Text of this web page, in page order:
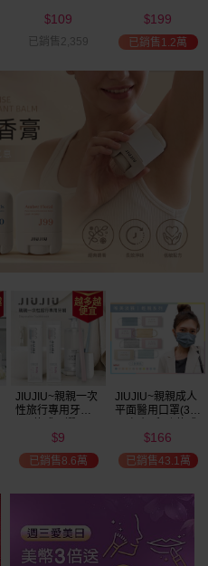
(600ml)
$109
已銷售2,359
$199
已銷售1.2萬
JIUJIU~親親一次
性旅行專用牙刷(1
$9
已銷售8.6萬
JIUJIU~親親成人
平面醫用口罩(30
可選 MD雙鋼印
$166
已銷售43.1萬